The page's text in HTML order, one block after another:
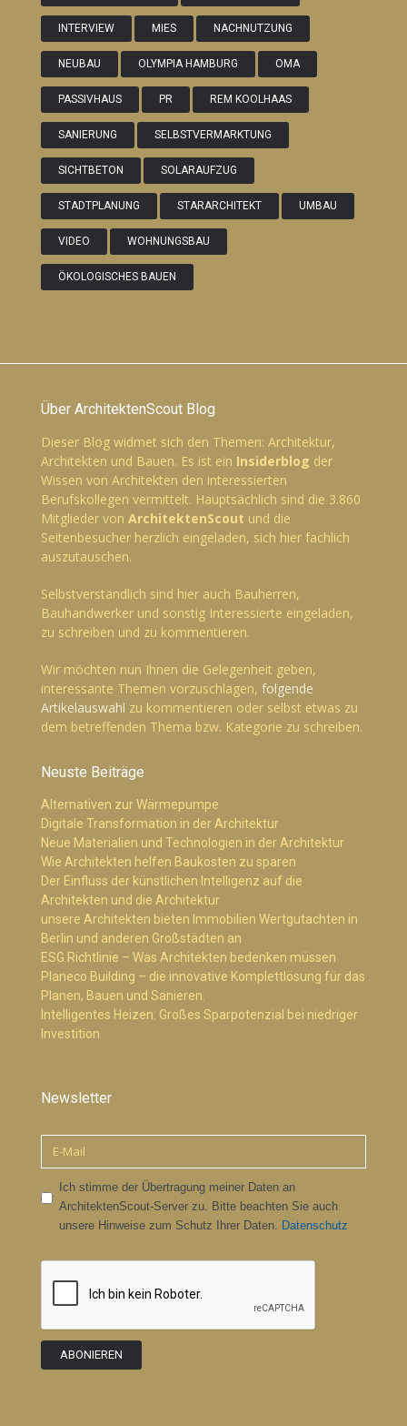
INTERVIEW MIES NACHNUTZUNG
NEUBAU OLYMPIA HAMBURG OMA
PASSIVHAUS PR REM KOOLHAAS
SANIERUNG SELBSTVERMARKTUNG
SICHTBETON SOLARAUFZUG
STADTPLANUNG STARARCHITEKT UMBAU
VIDEO WOHNUNGSBAU
ÖKOLOGISCHES BAUEN
Über ArchitektenScout Blog
Dieser Blog widmet sich den Themen: Architektur,
Architekten und Bauen. Es ist ein Insiderblog der
Wissen von Architekten den interessierten
Berufskollegen vermittelt. Hauptsächlich sind die 3.860
Mitglieder von ArchitektenScout und die
Seitenbesucher herzlich eingeladen, sich hier fachlich
auszutauschen.
Selbstverständlich sind hier auch Bauherren,
Bauhandwerker und sonstig Interessierte eingeladen,
zu schreiben und zu kommentieren.
Wir möchten nun Ihnen die Gelegenheit geben,
interessante Themen vorzuschlagen, folgende
Artikelauswahl zu kommentieren oder selbst etwas zu
dem betreffenden Thema bzw. Kategorie zu schreiben.
Neuste Beiträge
Alternativen zur Wärmepumpe
Digitale Transformation in der Architektur
Neue Materialien und Technologien in der Architektur
Wie Architekten helfen Baukosten zu sparen
Der Einfluss der künstlichen Intelligenz auf die
Architekten und die Architektur
unsere Architekten bieten Immobilien Wertgutachten in
Berlin und anderen Großstädten an
ESG Richtlinie – Was Architekten bedenken müssen
Planeco Building – die innovative Komplettlösung für das
Planen, Bauen und Sanieren.
Intelligentes Heizen: Großes Sparpotenzial bei niedriger
Investition
Newsletter
Ich stimme der Übertragung meiner Daten an
ArchitektenScout-Server zu. Bitte beachten Sie auch
unsere Hinweise zum Schutz Ihrer Daten.
Datenschutz